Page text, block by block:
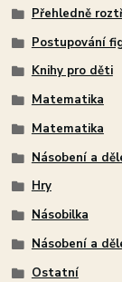
Přehledně
Postupování
Knihy pro děti
Matematika
Matematika
Násobení a
Hry
Násobilka
Násobení a
Ostatní